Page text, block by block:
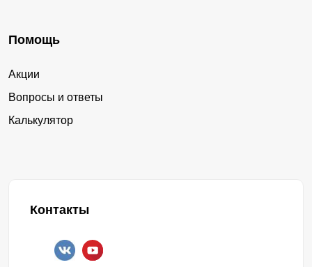
Помощь
Акции
Вопросы и ответы
Калькулятор
Контакты